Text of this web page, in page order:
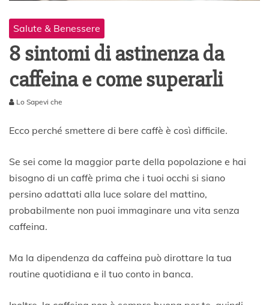
Salute & Benessere
8 sintomi di astinenza da
caffeina e come superarli
4
g
l
o
2
Lo Sapevi che
Ecco perché smettere di bere caffè è così difficile.
Se sei come la maggior parte della popolazione e hai
bisogno di un caffè prima che i tuoi occhi si siano
persino adattati alla luce solare del mattino,
probabilmente non puoi immaginare una vita senza
caffeina.
Ma la dipendenza da caffeina può dirottare la tua
routine quotidiana e il tuo conto in banca.